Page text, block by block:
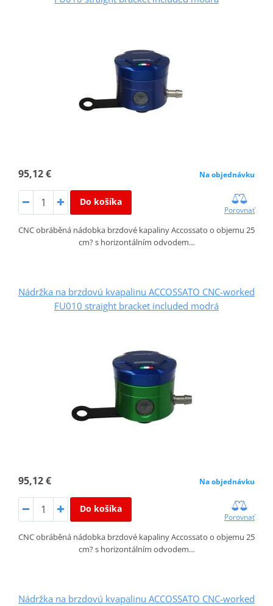
95,12 € Na objednávku
Do košíka
Porovnať
CNC obráběná nádobka brzdové kapaliny Accossato o objemu 25
cm? s horizontálním odvodem…
Nádržka na brzdovú kvapalinu ACCOSSATO CNC-worked
FU010 straight bracket included modrá
95,12 € Na objednávku
Do košíka
Porovnať
CNC obráběná nádobka brzdové kapaliny Accossato o objemu 25
cm? s horizontálním odvodem…
Nádržka na brzdovú kvapalinu ACCOSSATO CNC-worked